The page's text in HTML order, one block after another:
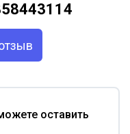
оставить